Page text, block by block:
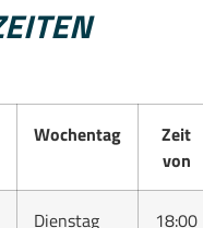
Wochentag
Zeit
von
Dienstag 18:00